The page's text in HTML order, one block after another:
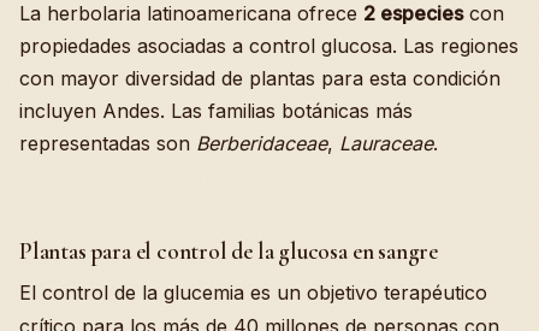
La herbolaria latinoamericana ofrece 2 especiescon
propiedades asociadas a control glucosa. Las regiones
con mayor diversidad de plantas para esta condición
incluyen Andes. Las familias botánicas más
representadas son Berberidaceae, Lauraceae.
Plantas para el control de la glucosa en sangre
El control de la glucemia es un objetivo terapéutico
crítico para los más de 40 millones de personas con